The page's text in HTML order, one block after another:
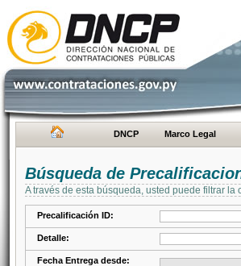
DNCP Marco Legal
Búsqueda de
A través de esta búsqueda, usted puede filtrar
Precalificación ID:
Detalle:
Fecha Entrega desde: